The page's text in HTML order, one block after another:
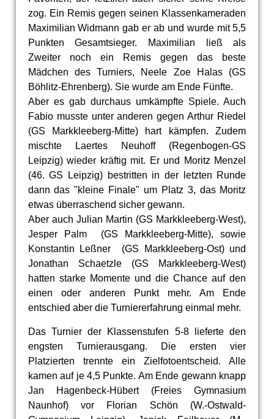
zog. Ein Remis gegen seinen Klassenkameraden
Maximilian Widmann gab er ab und wurde mit 5,5
Punkten Gesamtsieger. Maximilian ließ als
Zweiter noch ein Remis gegen das beste
Mädchen des Turniers, Neele Zoe Halas (GS
Böhlitz-Ehrenberg). Sie wurde am Ende Fünfte.
Aber es gab durchaus umkämpfte Spiele. Auch
Fabio musste unter anderen gegen Arthur Riedel
(GS Markkleeberg-Mitte) hart kämpfen. Zudem
mischte Laertes Neuhoff (Regenbogen-GS
Leipzig) wieder kräftig mit. Er und Moritz Menzel
(46. GS Leipzig) bestritten in der letzten Runde
dann das "kleine Finale" um Platz 3, das Moritz
etwas überraschend sicher gewann.
Aber auch Julian Martin (GS Markkleeberg-West),
Jesper Palm (GS Markkleeberg-Mitte), sowie
Konstantin Leßner (GS Markkleeberg-Ost) und
Jonathan Schaetzle (GS Markkleeberg-West)
hatten starke Momente und die Chance auf den
einen oder anderen Punkt mehr. Am Ende
entschied aber die Turniererfahrung einmal mehr.
Das Turnier der Klassenstufen 5-8 lieferte den
engsten Turnierausgang. Die ersten vier
Platzierten trennte ein Zielfotoentscheid. Alle
kamen auf je 4,5 Punkte. Am Ende gewann knapp
Jan Hagenbeck-Hübert (Freies Gymnasium
Naunhof) vor Florian Schön (W.-Ostwald-